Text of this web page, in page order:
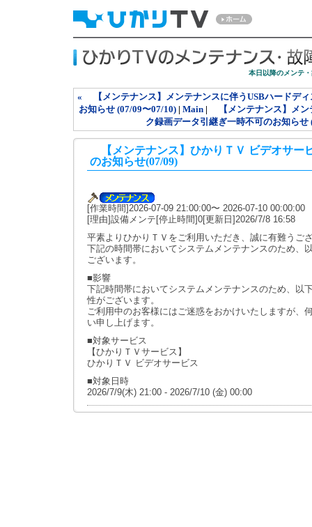
本日以降のメンテ
« 【メンテナンス】メンテナンスに伴うUSBハードディ
お知らせ (07/09〜07/10)| Main|
【メンテナンス】メン
ク録画データ引継ぎ一時不可のお知らせ
【メンテナンス】ひかりＴＶ ビデオサー
のお知らせ(07/09)
[作業時間]2026-07-09 21:00:00〜 2026-07-10 00:00:00
[理由]設備メンテ[停止時間]0[更新日]2026/7/8 16:58
平素よりひかりＴＶをご利用いただき、誠に有難うご
下記の時間帯においてシステムメンテナンスのため、
ございます。
■影響
下記時間帯においてシステムメンテナンスのため、以
性がございます。
ご利用中のお客様にはご迷惑をおかけいたしますが、
い申し上げます。
■対象サービス
【ひかりＴＶサービス】
ひかりＴＶ ビデオサービス
■対象日時
2026/7/9(木) 21:00 - 2026/7/10 (金) 00:00